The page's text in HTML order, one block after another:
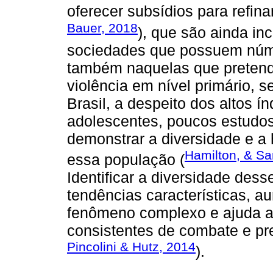
oferecer subsídios para
Bauer, 2018), que são ainda
sociedades que possuem
também naquelas que
violência em nível primário,
Brasil, a despeito dos altos
adolescentes, poucos
demonstrar a diversidade e
essa população (Hamilton, &
Identificar a diversidade
tendências características,
fenômeno complexo e ajuda
consistentes de combate e
Pincolini & Hutz, 2014).